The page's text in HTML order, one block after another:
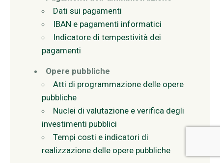
Dati sui pagamenti
IBAN e pagamenti informatici
Indicatore di tempestività dei
pagamenti
Opere pubbliche
Atti di programmazione delle opere
pubbliche
Nuclei di valutazione e verifica degli
investimenti pubblici
Tempi costi e indicatori di
realizzazione delle opere pubbliche